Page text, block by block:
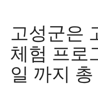
고성군은
체험 프로
일 까지 총